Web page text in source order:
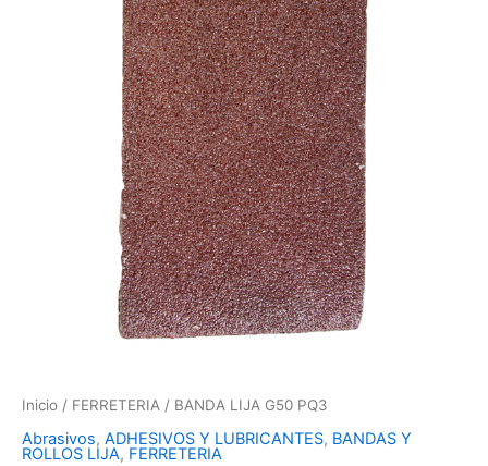
Inicio / FERRETERIA / BANDA LIJA G50 PQ3
Abrasivos, ADHESIVOS Y LUBRICANTES, BANDAS Y
ROLLOS LIJA, FERRETERIA